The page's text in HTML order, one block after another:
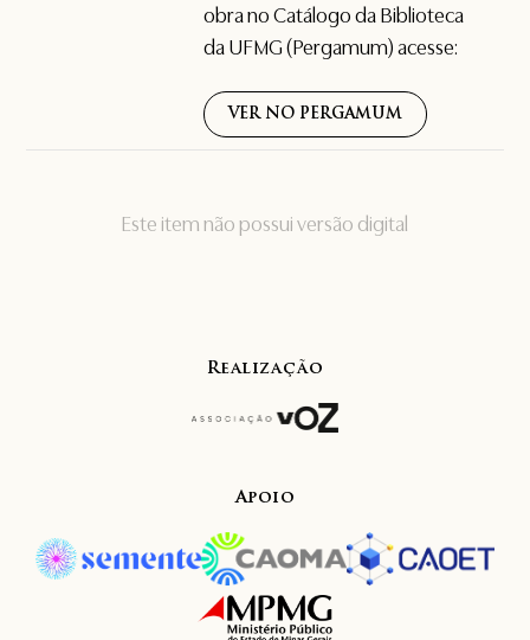
Este item não possui versão digital
obra no Catálogo da Biblioteca
da UFMG (Pergamum) acesse:
VER NO PERGAMUM
Realização
Apoio